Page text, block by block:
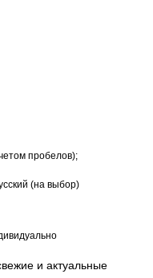
пробелов);
(на выбор)
и актуальные